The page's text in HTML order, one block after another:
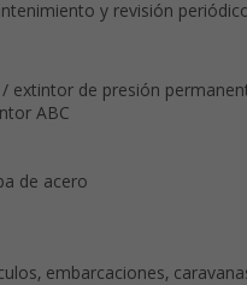
y revisión
extintor de presión
ABC
de acero
embarcaciones,